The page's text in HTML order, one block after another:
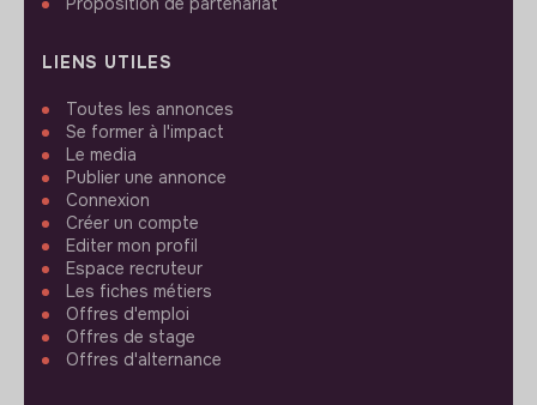
LIENS UTILES
Toutes les annonces
Se former à l'impact
Le media
Publier une annonce
Connexion
Créer un compte
Editer mon profil
Espace recruteur
Les fiches métiers
Offres d'emploi
Offres de stage
Offres d'alternance